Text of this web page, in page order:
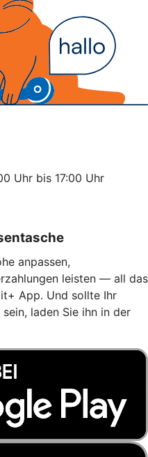
Uhr bis 17:00 Uhr
anpassen,
leisten — all das
App. Und sollte Ihr
laden Sie ihn in der